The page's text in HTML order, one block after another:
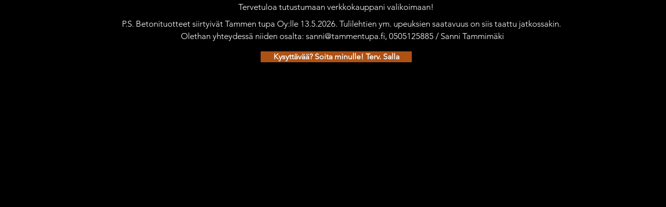
Tervetuloa tutustumaan verkkokauppani valikoimaan!
P.S. Betonituotteet siirtyivät Tammen tupa Oy:lle 13.5.2026. Tulilehtien ym. upeuksien saatavuus on siis taattu jatkossakin.
Olethan yhteydessä niiden osalta: sanni@tammentupa.fi, 0505125885 / Sanni Tammimäki
Kysyttävää? Soita minulle! Terv. Salla